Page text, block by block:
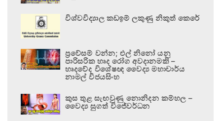
විශ්වවිද්‍යාල කඩඉම් ලකුණු නිකුත් කෙරේ
ප්‍රවේසම් වන්න; එල් නිනෝ යනු
පාරිසරික හෘද රෝග අවදානමකි –
හෘදවේද විශේෂඥ වෛද්‍ය මහාචාර්ය
නාමල් විජයසිංහ
කුස තුළ සැඟවුණු නොනිදන කම්හල –
වෛද්‍ය සුගත් විජේවර්ධන